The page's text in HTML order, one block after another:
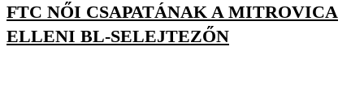
FTC NŐI CSAPATÁNAK A MITROVICA
ELLENI BL-SELEJTEZŐN